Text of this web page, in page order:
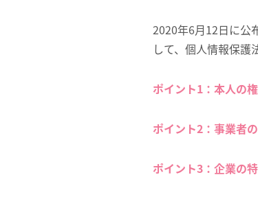
2020年6月12日に公
して、個人情報保護
ポイント1：本人の
ポイント2：事業者
ポイント3：企業の